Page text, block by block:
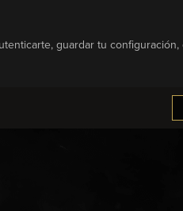
guardar tu configuración,